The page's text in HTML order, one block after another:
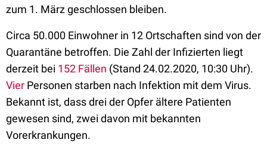
zum 1. März geschlossen bleiben.
Circa 50.000 Einwohner in 12 Ortschaften sind von der
Quarantäne betroffen. Die Zahl der Infizierten liegt
derzeit bei 152 Fällen (Stand 24.02.2020, 10:30 Uhr).
Vier Personen starben nach Infektion mit dem Virus.
Bekannt ist, dass drei der Opfer ältere Patienten
gewesen sind, zwei davon mit bekannten
Vorerkrankungen.